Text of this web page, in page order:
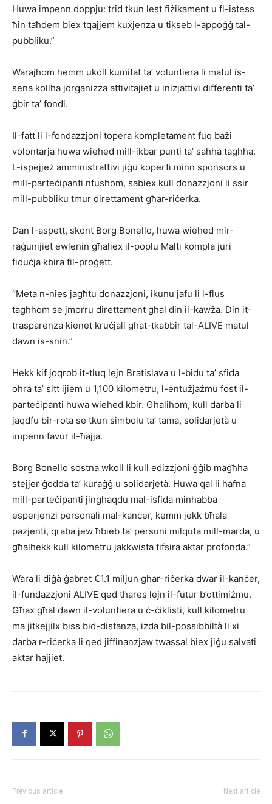
Huwa impenn doppju: trid tkun lest fiżikament u fl-istess
ħin taħdem biex tqajjem kuxjenza u tikseb l-appoġġ tal-
pubbliku.”
Warajhom hemm ukoll kumitat ta’ voluntiera li matul is-
sena kollha jorganizza attivitajiet u inizjattivi differenti ta’
ġbir ta’ fondi.
Il-fatt li l-fondazzjoni topera kompletament fuq bażi
volontarja huwa wieħed mill-ikbar punti ta’ saħħa tagħha.
L-ispejjeż amministrattivi jiġu koperti minn sponsors u
mill-parteċipanti nfushom, sabiex kull donazzjoni li ssir
mill-pubbliku tmur direttament għar-riċerka.
Dan l-aspett, skont Borg Bonello, huwa wieħed mir-
raġunijiet ewlenin għaliex il-poplu Malti kompla juri
fiduċja kbira fil-proġett.
“Meta n-nies jagħtu donazzjoni, ikunu jafu li l-flus
tagħhom se jmorru direttament għal din il-kawża. Din it-
trasparenza kienet kruċjali għat-tkabbir tal-ALIVE matul
dawn is-snin.”
Hekk kif joqrob it-tluq lejn Bratislava u l-bidu ta’ sfida
oħra ta’ sitt ijiem u 1,100 kilometru, l-entużjażmu fost il-
parteċipanti huwa wieħed kbir. Għalihom, kull darba li
jaqdfu bir-rota se tkun simbolu ta’ tama, solidarjetà u
impenn favur il-ħajja.
Borg Bonello sostna wkoll li kull edizzjoni ġġib magħha
stejjer ġodda ta’ kuraġġ u solidarjetà. Huwa qal li ħafna
mill-parteċipanti jingħaqdu mal-isfida minħabba
esperjenzi personali mal-kanċer, kemm jekk bħala
pazjenti, qraba jew ħbieb ta’ persuni milquta mill-marda, u
għalhekk kull kilometru jakkwista tifsira aktar profonda.”
Wara li diġà ġabret €1.1 miljun għar-riċerka dwar il-kanċer,
il-fundazzjoni ALIVE qed tħares lejn il-futur b’ottimiżmu.
Għax għal dawn il-voluntiera u ċ-ċiklisti, kull kilometru
ma jitkejjilx biss bid-distanza, iżda bil-possibbiltà li xi
darba r-riċerka li qed jiffinanzjaw twassal biex jiġu salvati
aktar ħajjiet.
Previous article Next article